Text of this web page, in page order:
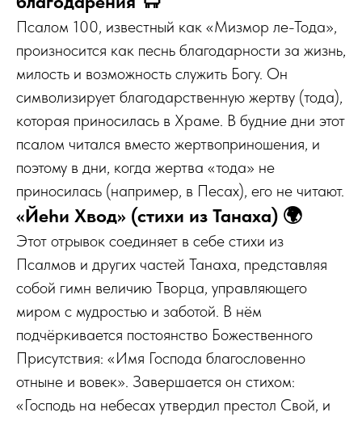
Псалом 100, известный как «Мизмор ле-Тода»,
произносится как песнь благодарности за жизнь,
милость и возможность служить Богу. Он
символизирует благодарственную жертву (тода),
которая приносилась в Храме. В будние дни этот
псалом читался вместо жертвоприношения, и
поэтому в дни, когда жертва «тода» не
приносилась (например, в Песах), его не читают.
«Йеhи Хвод» (стихи из Танаха) 🌍
Этот отрывок соединяет в себе стихи из
Псалмов и других частей Танаха, представляя
собой гимн величию Творца, управляющего
миром с мудростью и заботой. В нём
подчёркивается постоянство Божественного
Присутствия: «Имя Господа благословенно
отныне и вовек». Завершается он стихом:
«Господь на небесах утвердил престол Свой, и